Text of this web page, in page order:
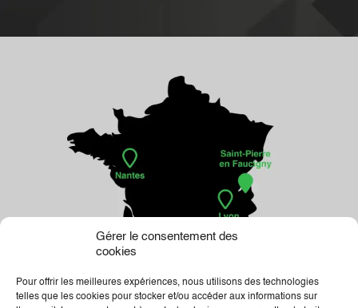
Gérer le consentement des
cookies
Pour offrir les meilleures expériences, nous utilisons des technologies
telles que les cookies pour stocker et/ou accéder aux informations sur